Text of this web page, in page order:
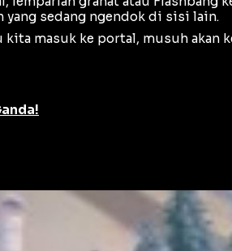
sedang ngendok di sisi lain.
masuk ke portal, musuh akan